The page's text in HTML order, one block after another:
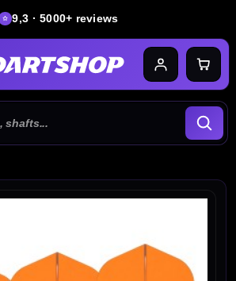
9,3 · 5000+ reviews